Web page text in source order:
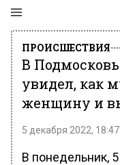
ПРОИСШЕСТВИЯ
В
увидел, как
женщину и
5 декабря 2022, 18:47
В понедельник,